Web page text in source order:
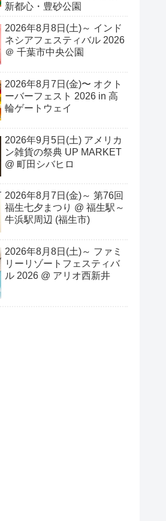
新都心・豊砂公園
2026年8月8日(土)～ インド
ネシアフェスティバル 2026
＠ 千葉市中央公園
2026年8月7日(金)〜 オクト
ーバーフェスト 2026 in 高
輪ゲートウェイ
2026年9月5日(土) アメリカ
ン雑貨の祭典 UP MARKET
@ 町田シバヒロ
2026年8月7日(金)～ 第76回
福生七夕まつり @ 福生駅～
牛浜駅周辺 (福生市)
2026年8⽉8⽇(⼟)～ ファミ
リーリゾートフェスティバ
ル 2026 @ アリオ西新井